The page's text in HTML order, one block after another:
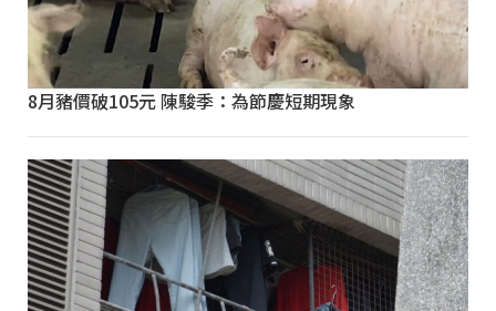
8月豬價破105元 陳駿季：為節慶短期現象